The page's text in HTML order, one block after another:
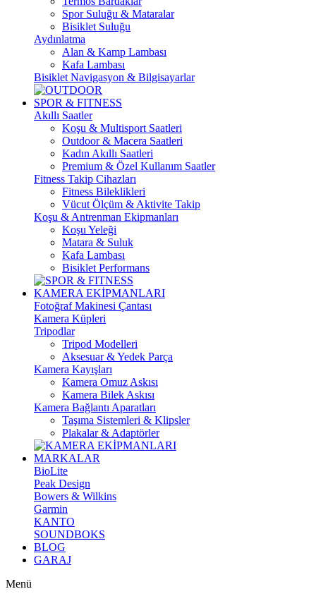
Spor Suluğu & Mataralar
Bisiklet Suluğu
Aydınlatma
Alan & Kamp Lambası
Kafa Lambası
Bisiklet Navigasyon & Bilgisayarlar
SPOR & FITNESS
Akıllı Saatler
Koşu & Multisport Saatleri
Outdoor & Macera Saatleri
Kadın Akıllı Saatleri
Premium & Özel Kullanım Saatler
Fitness Takip Cihazları
Fitness Bileklikleri
Vücut Ölçüm & Aktivite Takip
Koşu & Antrenman Ekipmanları
Koşu Yeleği
Matara & Suluk
Kafa Lambası
Bisiklet Performans
KAMERA EKİPMANLARI
Fotoğraf Makinesi Çantası
Kamera Küpleri
Tripodlar
Tripod Modelleri
Aksesuar & Yedek Parça
Kamera Kayışları
Kamera Omuz Askısı
Kamera Bilek Askısı
Kamera Bağlantı Aparatları
Taşıma Sistemleri & Klipsler
Plakalar & Adaptörler
MARKALAR
BioLite
Peak Design
Bowers & Wilkins
Garmin
KANTO
SOUNDBOKS
BLOG
GARAJ
Menü